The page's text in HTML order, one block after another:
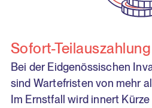
Sofort-Teilauszahlung
Bei der Eidgenössischen
sind Wartefristen von mehr
Im Ernstfall wird innert